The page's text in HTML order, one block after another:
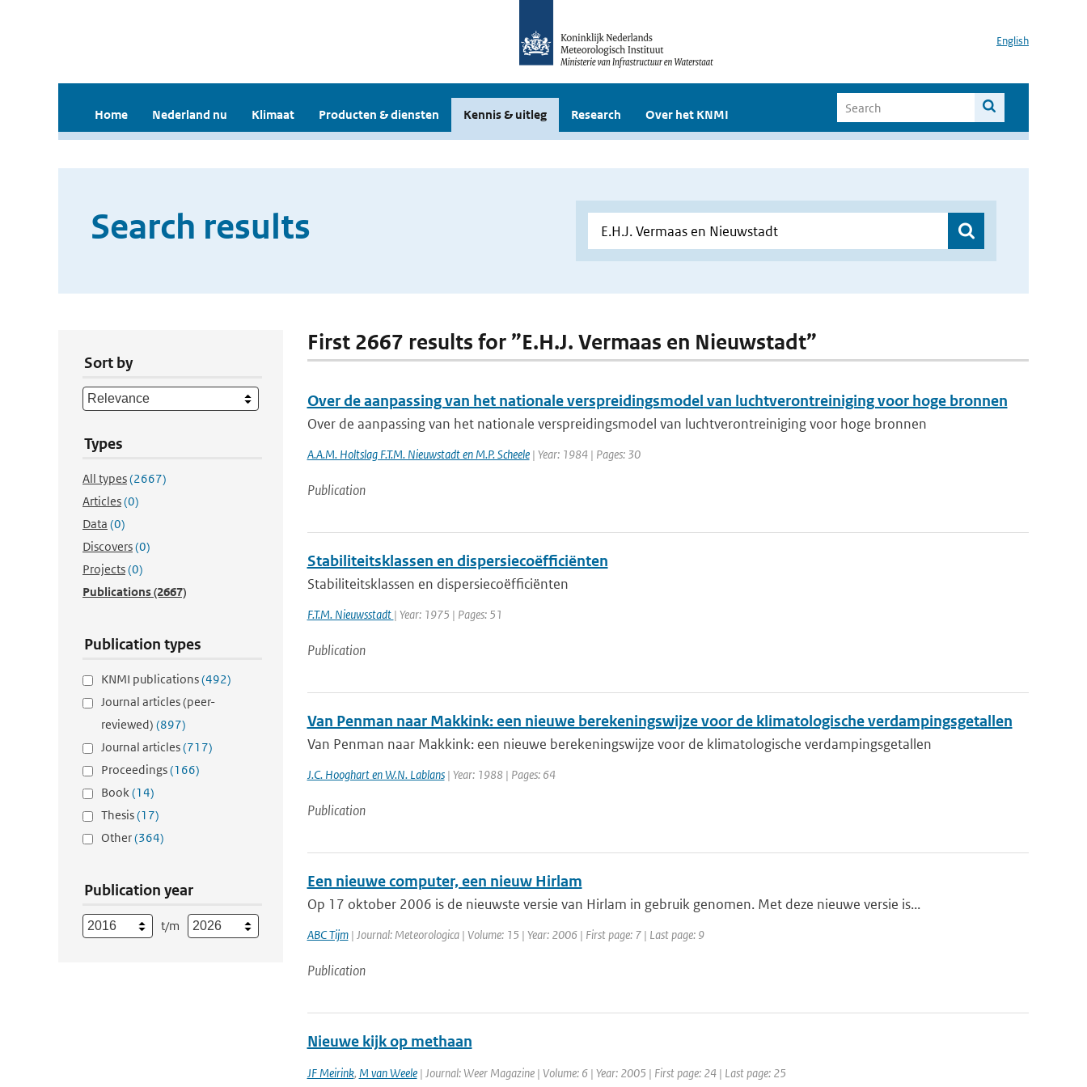
English
Home Nederland nu Klimaat Producten & diensten Kennis & uitleg Research Over het KNMI
Search results
Sort by
Types
All types(2667)
Articles(0)
Data (0)
Discovers(0)
Projects(0)
Publications(2667)
Publication types
KNMI publications(492)
Journal articles (peer-
reviewed) (897)
Journal articles(717)
Proceedings(166)
Book(14)
Thesis(17)
Other(364)
Publication year
t/m
First 2667 results for ”E.H.J. Vermaas en Nieuwstadt”
Over de aanpassing van het nationale verspreidingsmodel van luchtverontreiniging voor hoge bronnen
Over de aanpassing van het nationale verspreidingsmodel van luchtverontreiniging voor hoge bronnen
A.A.M. Holtslag F.T.M. Nieuwstadt en M.P. Scheele| Year: 1984 | Pages: 30
Publication
Stabiliteitsklassen en dispersiecoëfficiënten
Stabiliteitsklassen en dispersiecoëfficiënten
F.T.M. Nieuwsstadt | Year: 1975 | Pages: 51
Publication
Van Penman naar Makkink: een nieuwe berekeningswijze voor de klimatologische verdampingsgetallen
Van Penman naar Makkink: een nieuwe berekeningswijze voor de klimatologische verdampingsgetallen
J.C. Hooghart en W.N. Lablans| Year: 1988 | Pages: 64
Publication
Een nieuwe computer, een nieuw Hirlam
Op 17 oktober 2006 is de nieuwste versie van Hirlam in gebruik genomen. Met deze nieuwe versie is...
ABC Tijm| Journal: Meteorologica | Volume: 15 | Year: 2006 | First page: 7 | Last page: 9
Publication
Nieuwe kijk op methaan
JF Meirink, M van Weele| Journal: Weer Magazine | Volume: 6 | Year: 2005 | First page: 24 | Last page: 25